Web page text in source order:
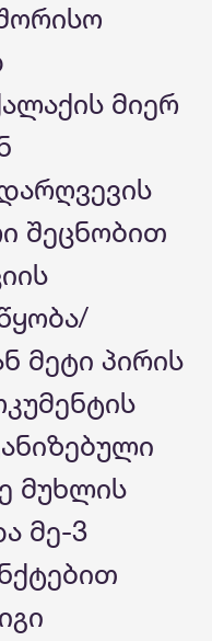
მიერ
შეცნობით
მეტი პირის
მუხლის
მე-3